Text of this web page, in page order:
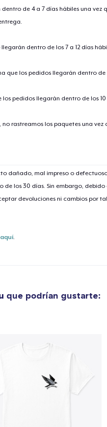
de 4 a 7 días hábiles una vez
dentro de los 7 a 12 días
que los pedidos llegarán dentro de
pedidos llegarán dentro de los 10
rastreamos los paquetes una vez
dañado, mal impreso o
de los 30 días. Sin embargo, debido
devoluciones ni cambios por
aquí.
que podrían gustarte:
y pagar pedido